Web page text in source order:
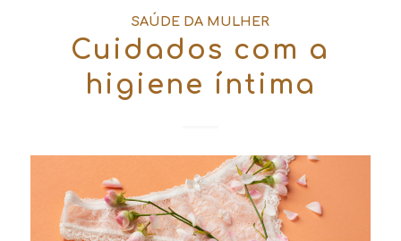
SAÚDE DA MULHER
Cuidados com a
higiene íntima